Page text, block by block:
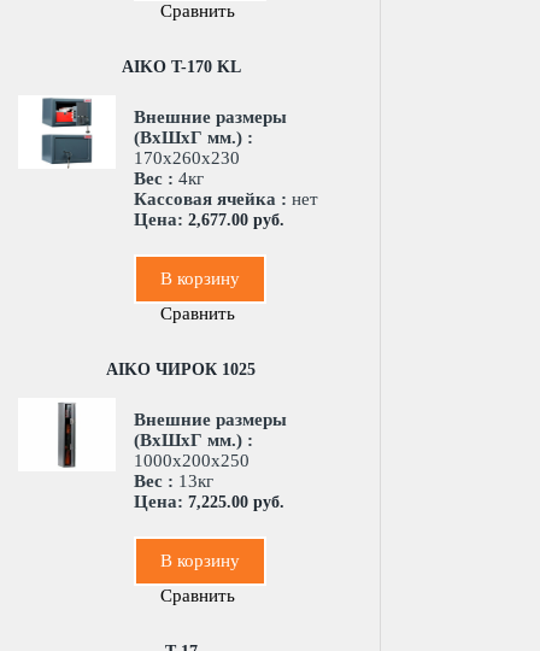
Сравнить
AIKO T-170 KL
Внешние размеры
(ВхШхГ мм.) :
170x260x230
Вес : 4кг
Кассовая ячейка : нет
Цена: 2,677.00 руб.
В корзину
Сравнить
AIKO ЧИРОК 1025
Внешние размеры
(ВхШхГ мм.) :
1000x200x250
Вес : 13кг
Цена: 7,225.00 руб.
В корзину
Сравнить